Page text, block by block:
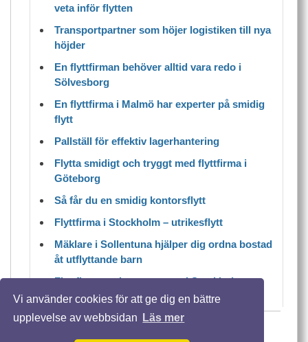
Vi använder cookies för att ge dig en bättre
upplevelse av webbsidan
Läs mer
veta inför flytten
Transportpartner som höjer logistiken till nya
höjder
En flyttfirman behöver alltid vara redo i
Sölvesborg
En flyttfirma i Malmö har experter på smidig
flytt
Pallställ för effektiv lagerhantering
Flytta smidigt och tryggt med flyttfirma i
Göteborg
Så får du en smidig kontorsflytt
Flyttfirma i Stockholm – utrikesflytt
Mäklare i Sollentuna hjälper dig ordna bostad
åt utflyttande barn
Flyttfirma tar bort stressen i Stockholm
© 2026 Flyttafrånsverige.se. Alla rättigheter